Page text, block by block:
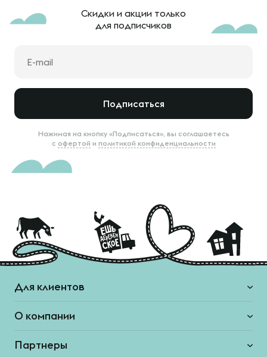
Скидки и акции только
для подписчиков
Подписаться
Нажимая на кнопку «Подписаться», вы соглашаетесь
с офертой и политикой конфиденциальности
Для клиентов
О компании
Партнеры